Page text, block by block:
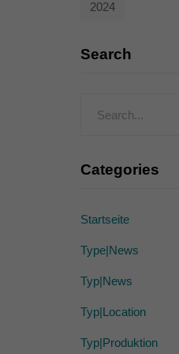
2024
Search
Categories
Startseite
Type|News
Typ|News
Typ|Location
Typ|Produktion